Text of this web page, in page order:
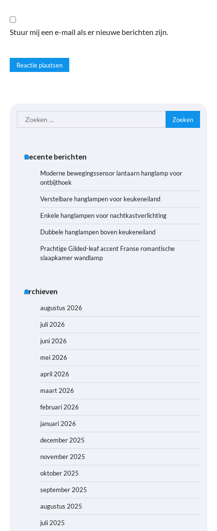
Stuur mij een e-mail als er nieuwe berichten zijn.
Zoeken
naar:
Recente berichten
Moderne bewegingssensor lantaarn hanglamp voor
ontbijthoek
Verstelbare hanglampen voor keukeneiland
Enkele hanglampen voor nachtkastverlichting
Dubbele hanglampen boven keukeneiland
Prachtige Gilded-leaf accent Franse romantische
slaapkamer wandlamp
Archieven
augustus 2026
juli 2026
juni 2026
mei 2026
april 2026
maart 2026
februari 2026
januari 2026
december 2025
november 2025
oktober 2025
september 2025
augustus 2025
juli 2025